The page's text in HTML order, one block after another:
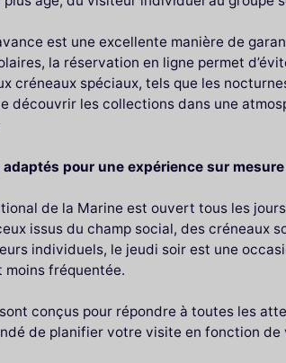
est une excellente manière de
la réservation en ligne permet
créneaux spéciaux, tels que les
découvrir les collections dans une
adaptés pour une expérience sur mesure
de la Marine est ouvert tous les
issus du champ social, des créneaux
individuels, le jeudi soir est une
moins fréquentée.
conçus pour répondre à toutes les
de planifier votre visite en fonction